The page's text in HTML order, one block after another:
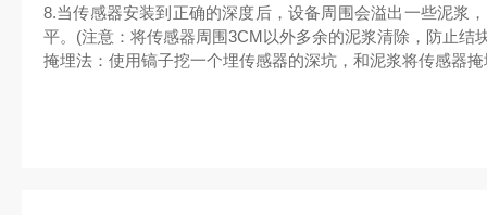
8.当传感器安装到正确的深度后，设备周围会溢出一些泥浆
平。(注意：将传感器周围3CM以外多余的泥浆清除，防止结
掩埋法：使用镐子挖一个埋传感器的深坑，和泥浆将传感器